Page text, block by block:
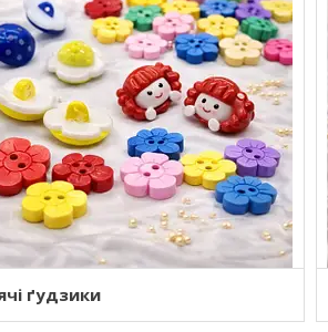
ґудзики